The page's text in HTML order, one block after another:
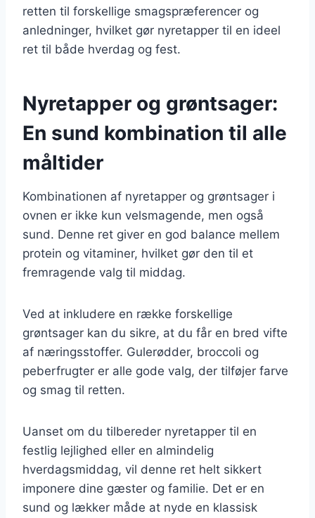
retten til forskellige smagspræferencer og
anledninger, hvilket gør nyretapper til en ideel
ret til både hverdag og fest.
Nyretapper og grøntsager:
En sund kombination til alle
måltider
Kombinationen af nyretapper og grøntsager i
ovnen er ikke kun velsmagende, men også
sund. Denne ret giver en god balance mellem
protein og vitaminer, hvilket gør den til et
fremragende valg til middag.
Ved at inkludere en række forskellige
grøntsager kan du sikre, at du får en bred vifte
af næringsstoffer. Gulerødder, broccoli og
peberfrugter er alle gode valg, der tilføjer farve
og smag til retten.
Uanset om du tilbereder nyretapper til en
festlig lejlighed eller en almindelig
hverdagsmiddag, vil denne ret helt sikkert
imponere dine gæster og familie. Det er en
sund og lækker måde at nyde en klassisk